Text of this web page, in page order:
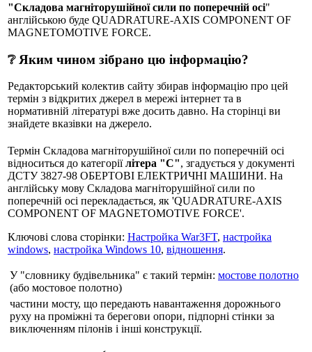
"Складова магніторушійної сили по поперечній осі"
англійською буде QUADRATURE-AXIS COMPONENT OF
MAGNETOMOTIVE FORCE.
❔ Яким чином зібрано цю інформацію?
Редакторський колектив сайту збирав інформацію про цей
термін з відкритих джерел в мережі інтернет та в
нормативній літературі вже досить давно. На сторінці ви
знайдете вказівки на джерело.
Термін Складова магніторушійної сили по поперечній осі
відноситься до категоріїлітера "С", згадується у документі
ДСТУ 3827-98 ОБЕРТОВІ ЕЛЕКТРИЧНІ МАШИНИ. На
англійську мову Складова магніторушійної сили по
поперечній осі перекладається, як 'QUADRATURE-AXIS
COMPONENT OF MAGNETOMOTIVE FORCE'.
Ключові слова сторінки: Настройка War3FT, настройка
windows, настройка Windows 10, відношення.
У "словнику будівельника" є такий термін: мостове полотно
(або мостовое полотно)
частини мосту, що передають навантаження дорожнього
руху на проміжні та берегови опори, підпорні стінки за
виключенням пілонів і інші конструкції.